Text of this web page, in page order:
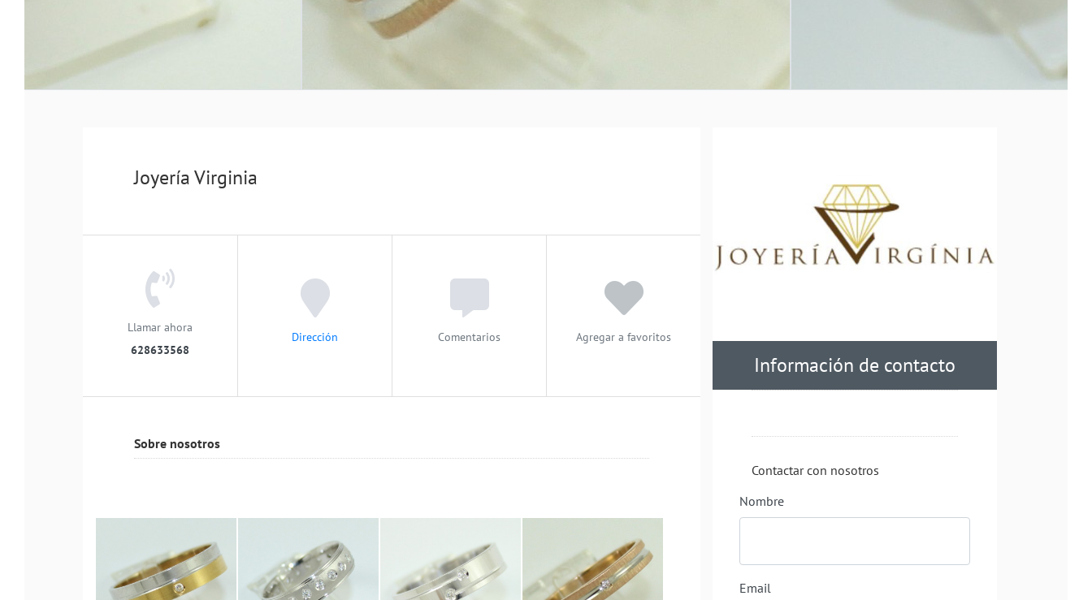
Joyería Virginia
Llamar ahora
628633568
Dirección Comentarios Agregar a favoritos
Sobre nosotros
Información de contacto
Contactar con nosotros
Nombre
Email